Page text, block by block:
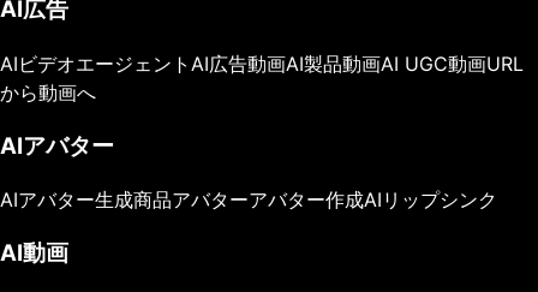
AI広告
AIビデオエージェント AI広告動画AI製品動画AI UGC動画URL
から動画へ
AIアバター
AIアバター生成商品アバターアバター作成AIリップシンク
AI動画